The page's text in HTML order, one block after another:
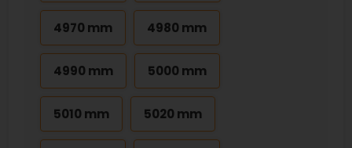
4970 mm 4980 mm
4990 mm 5000 mm
5010 mm 5020 mm